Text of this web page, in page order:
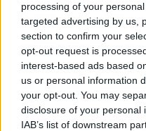
processing of your
targeted advertising by us,
section to confirm your
opt-out request is
interest-based ads based
us or personal information
your opt-out. You may
disclosure of your personal
IAB’s list of downstream
Ο Δήμος Καβάλας
του έργου «Ανοιχτό
συνεργασία με το
έχοντας τη στήριξη
Καβάλας, όσο και
και όχι μόνο
του Αγίου Νικολάου,
Περιλαμβάνει
χώρους όσο και […]
27.05.2025 - 17.34